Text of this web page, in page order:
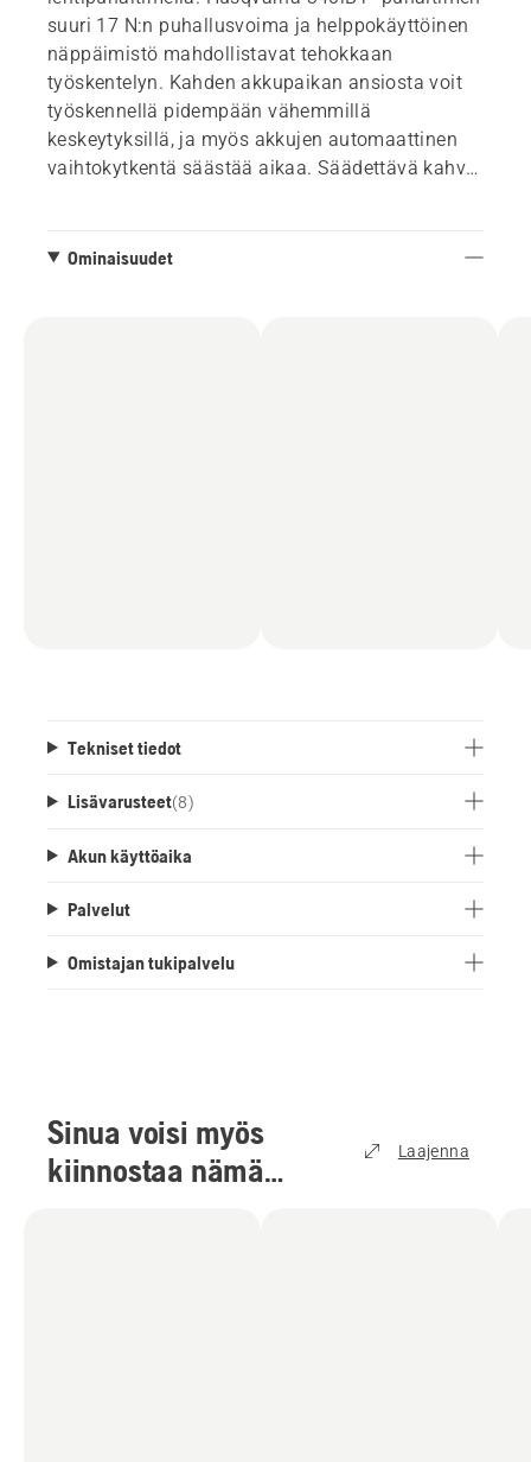
suuri 17 N:n puhallusvoima ja helppokäyttöinen
näppäimistö mahdollistavat tehokkaan
työskentelyn. Kahden akkupaikan ansiosta voit
työskennellä pidempään vähemmillä
keskeytyksillä, ja myös akkujen automaattinen
vaihtokytkentä säästää aikaa. Säädettävä kahva
Ominaisuudet
Tekniset tiedot
Lisävarusteet(8)
Akun käyttöaika
Palvelut
Omistajan tukipalvelu
Sinua voisi myös
kiinnostaa nämä
Laajenna